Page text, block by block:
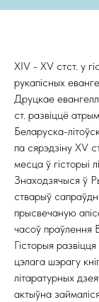
XIV - XV стст. у
рукапісных
Друцкае
ст. развіццё
Беларуска-
па сярэдзіну XV
месца ў гісторыі
Знаходзячыся ў
стварыў
прысвечаную
часоў праўлення
Гісторыя
цэлага шэрагу
літаратурных
актыўна